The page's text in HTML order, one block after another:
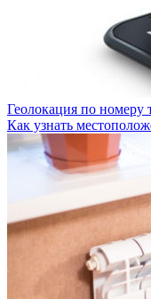
Геолокация по номеру
Как узнать